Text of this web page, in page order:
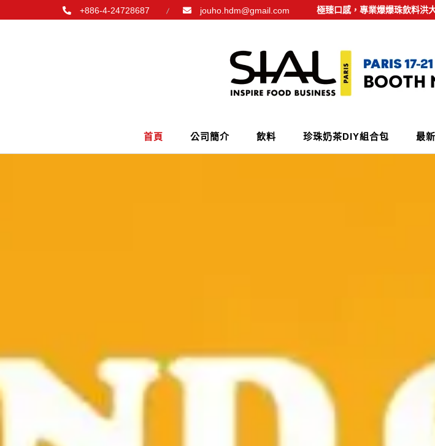
+886-4-24728687 jouho.hdm@gmail.com 極臻口感，專業爆爆珠飲料洪
首頁 公司簡介 飲料 珍珠奶茶DIY組合包 最